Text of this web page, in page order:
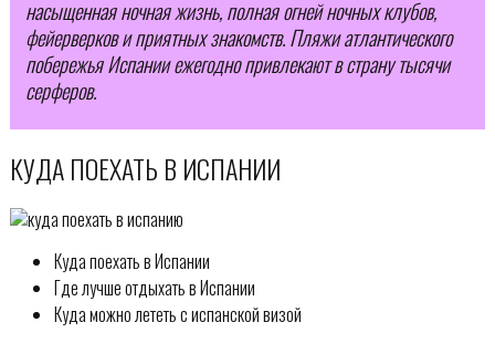
насыщенная ночная жизнь, полная огней ночных клубов,
фейерверков и приятных знакомств. Пляжи атлантического
побережья Испании ежегодно привлекают в страну тысячи
серферов.
КУДА ПОЕХАТЬ В ИСПАНИИ
Куда поехать в Испании
Где лучше отдыхать в Испании
Куда можно лететь с испанской визой